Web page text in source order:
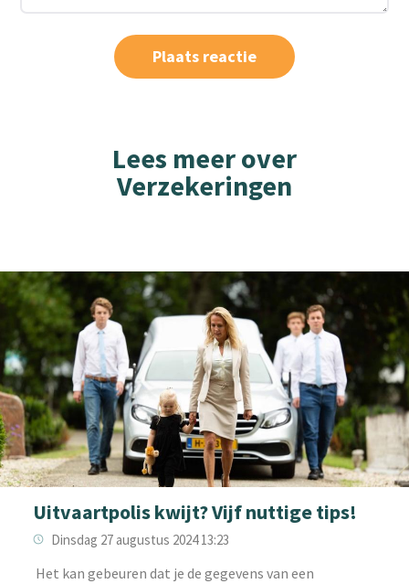
Lees meer over
Verzekeringen
Uitvaartpolis kwijt? Vijf nuttige tips!
Dinsdag 27 augustus 2024 13:23
‌ Het kan gebeuren dat je de gegevens van een